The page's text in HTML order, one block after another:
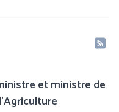
et ministre de